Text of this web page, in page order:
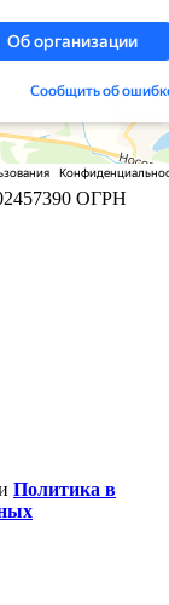
ОГРН
Политика в